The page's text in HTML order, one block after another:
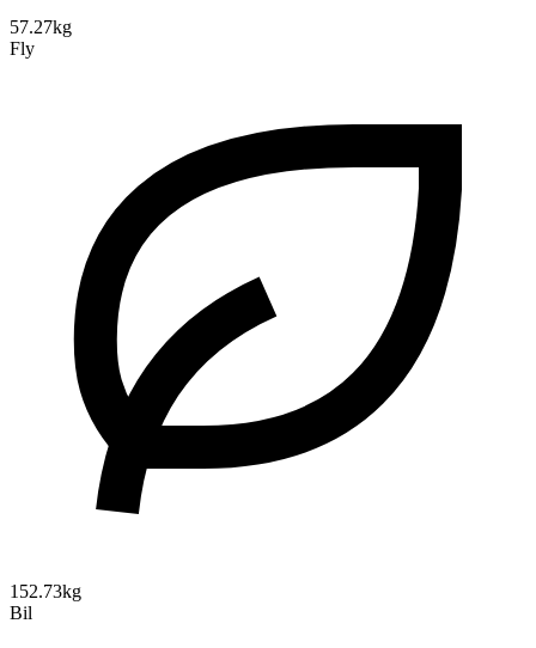
57.27kg
Fly
152.73kg
Bil